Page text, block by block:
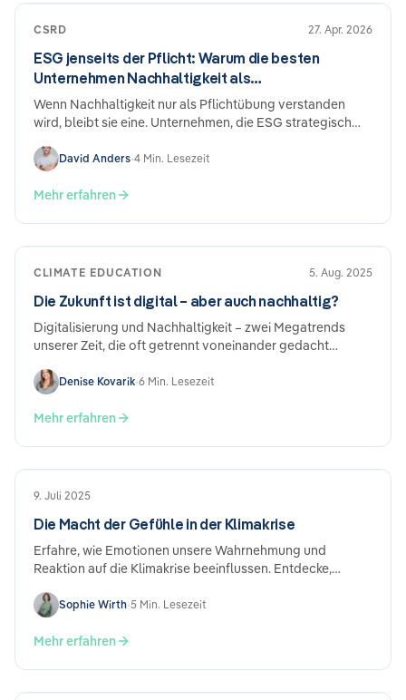
CSRD 27. Apr. 2026
ESG jenseits der Pflicht: Warum die besten
Unternehmen Nachhaltigkeit als
Wettbewerbsvorteil nutzen
Wenn Nachhaltigkeit nur als Pflichtübung verstanden
wird, bleibt sie eine. Unternehmen, die ESG strategisch
konkreten Vorteilen – unabhängig davon, ob sie
gesetzlich berichtspflichtig sind.
David Anders•4 Min. Lesezeit
Mehr erfahren
CLIMATE EDUCATION 5. Aug. 2025
Die Zukunft ist digital – aber auch nachhaltig?
Digitalisierung und Nachhaltigkeit – zwei Megatrends
unserer Zeit, die oft getrennt voneinander gedacht
Genau das haben wir in einem aktuellen Workshop mit der
NetApp im Rahmen des Climate Leaders Circle diskutiert:
Wie kann eine digitale Infrastruktur aussehen, die nicht nur
Denise Kovarik•6 Min. Lesezeit
Mehr erfahren
9. Juli 2025
Die Macht der Gefühle in der Klimakrise
Erfahre, wie Emotionen unsere Wahrnehmung und
Reaktion auf die Klimakrise beeinflussen. Entdecke,
für…Sophie Wirth•5 Min. Lesezeit
Mehr erfahren